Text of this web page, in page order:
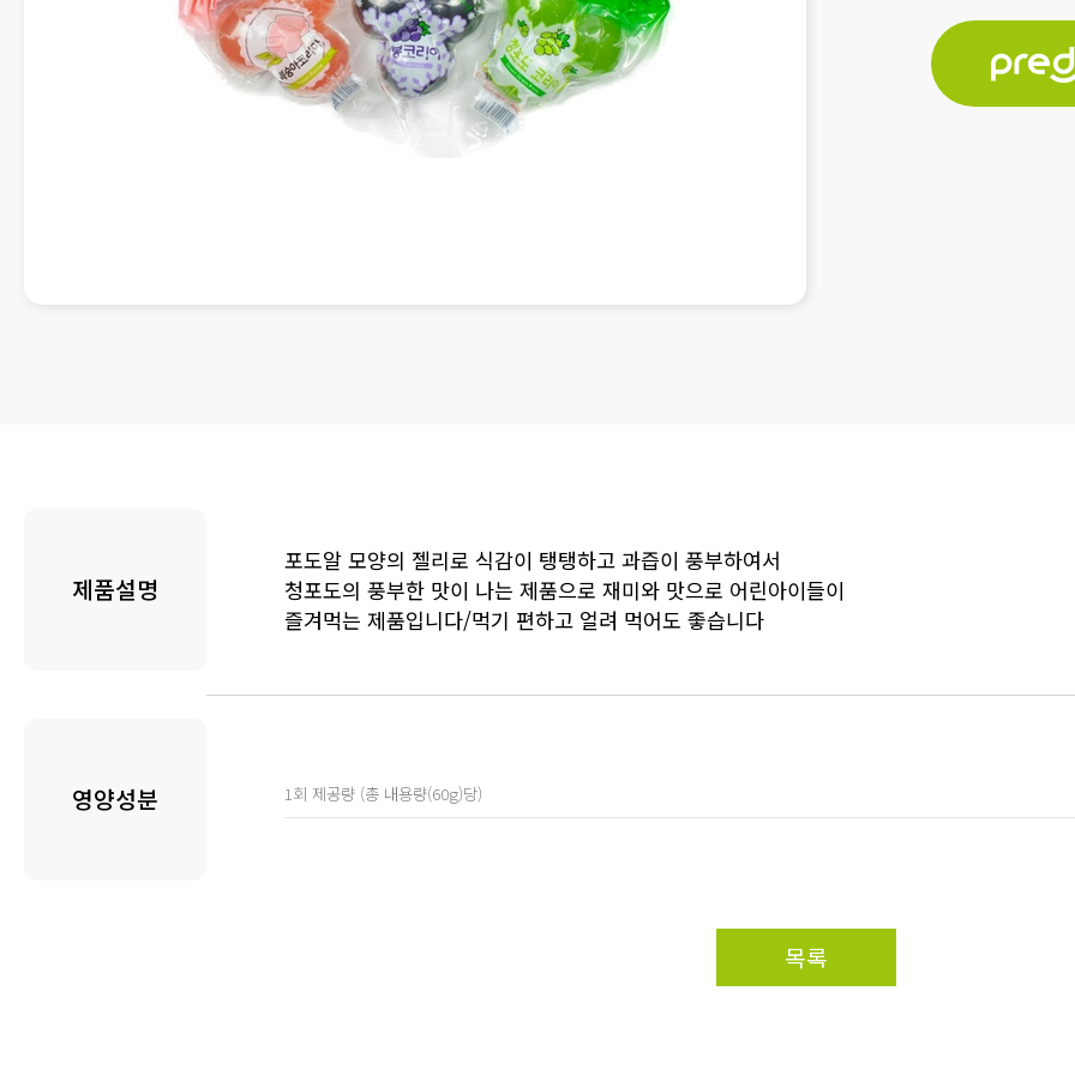
제품설명
포도알 모양의 젤리로 식감이 탱탱하고 과즙이 풍부하여서
청포도의 풍부한 맛이 나는 제품으로 재미와 맛으로 어린아이들이
즐겨먹는 제품입니다/먹기 편하고 얼려 먹어도 좋습니다
영양성분 1회 제공량 (총 내용량(60g)당)
목록